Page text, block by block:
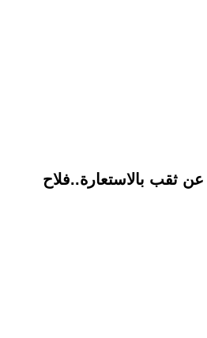
ثقب بالاستعارة..فلاح